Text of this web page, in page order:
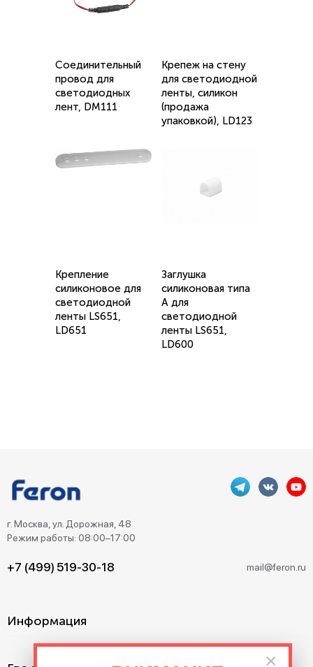
×
Соединительный
провод для
светодиодных
лент, DM111
Крепеж на стену
для светодиодной
ленты, силикон
(продажа
упаковкой), LD123
Крепление
силиконовое для
светодиодной
ленты LS651,
LD651
Заглушка
силиконовая типа
А для
светодиодной
ленты LS651,
LD600
г. Москва, ул. Дорожная, 48
Режим работы: 08:00–17:00
+7 (499) 519-30-18 mail@feron.ru
Информация